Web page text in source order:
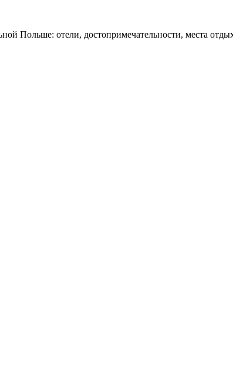
Польше: отели, достопримечательности, места